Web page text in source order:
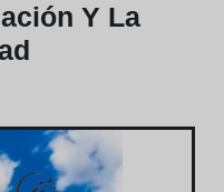
Y La